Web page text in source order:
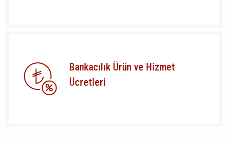
Bankacılık Ürün ve Hizmet
Ücretleri